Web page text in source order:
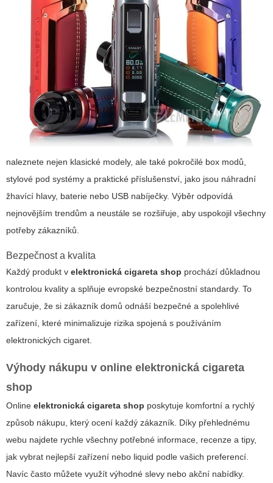
naleznete nejen klasické modely, ale také pokročilé box modů,
stylové pod systémy a praktické příslušenství, jako jsou náhradní
žhavící hlavy, baterie nebo USB nabíječky. Výběr odpovídá
nejnovějším trendům a neustále se rozšiřuje, aby uspokojil všechny
potřeby zákazníků.
Bezpečnost a kvalita
Každý produkt v elektronická cigareta shop prochází důkladnou
kontrolou kvality a splňuje evropské bezpečnostní standardy. To
zaručuje, že si zákazník domů odnáší bezpečné a spolehlivé
zařízení, které minimalizuje rizika spojená s používáním
elektronických cigaret.
Výhody nákupu v online elektronická cigareta
shop
Online elektronická cigareta shop poskytuje komfortní a rychlý
způsob nákupu, který ocení každý zákazník. Díky přehlednému
webu najdete rychle všechny potřebné informace, recenze a tipy,
jak vybrat nejlepší zařízení nebo liquid podle vašich preferencí.
Navíc často můžete využít výhodné slevy nebo akční nabídky.